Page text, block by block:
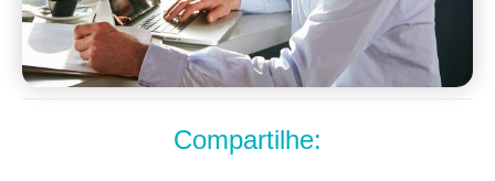
Compartilhe: